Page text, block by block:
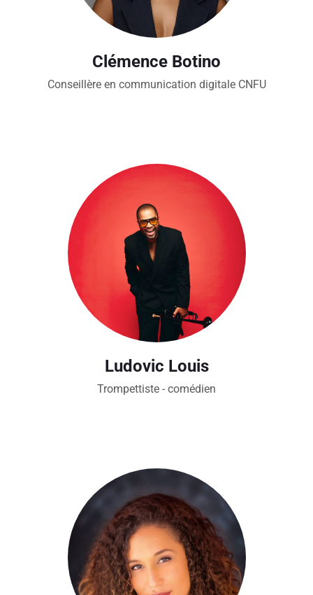
Clémence Botino
Conseillère en communication digitale CNFU
Ludovic Louis
Trompettiste - comédien